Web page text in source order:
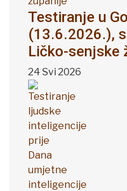
Testiranje u
(13.6.2026.),
Ličko-senjske
24 Svi 2026